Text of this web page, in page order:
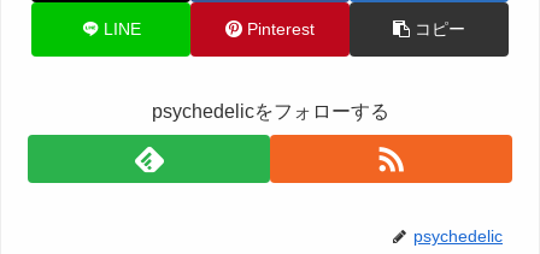
LINE Pinterest コピー
psychedelicをフォローする
psychedelic